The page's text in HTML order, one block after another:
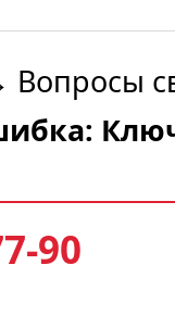
Вопросы
90